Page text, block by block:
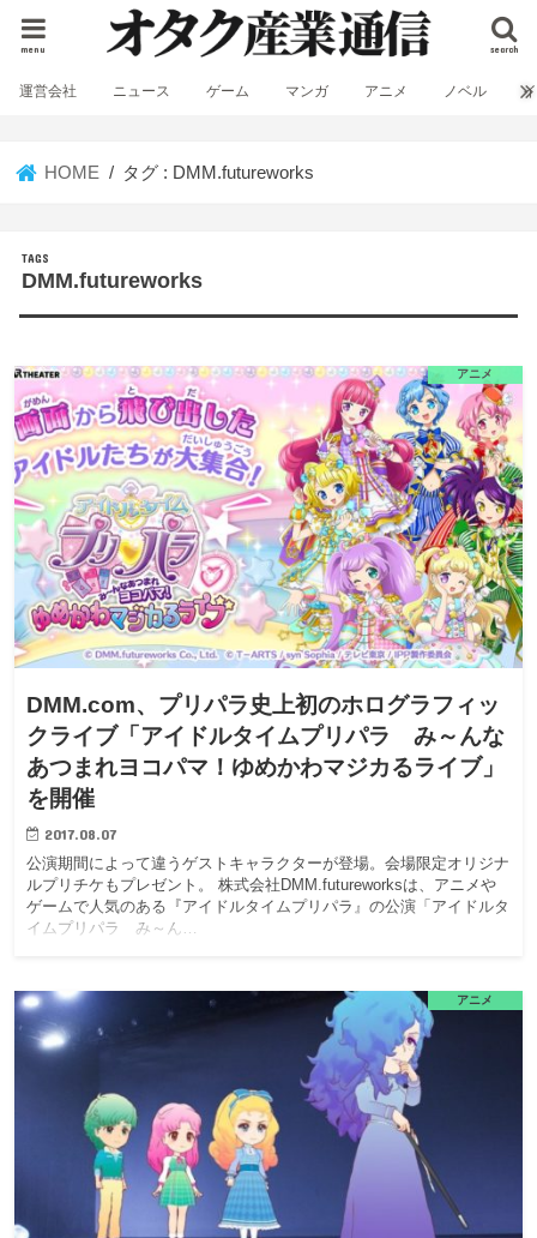
search
menu
運営会社 ニュース ゲーム マンガ アニメ ノベル
HOME タグ : DMM.futureworks
DMM.futureworks
アニメ
DMM.com、プリパラ史上初のホログラフィッ
クライブ「アイドルタイムプリパラ み～んな
あつまれヨコパマ！ゆめかわマジカるライブ」
を開催
2017.08.07
公演期間によって違うゲストキャラクターが登場。会場限定オリジナ
ルプリチケもプレゼント。 株式会社DMM.futureworksは、アニメや
ゲームで人気のある『アイドルタイムプリパラ』の公演「アイドルタ
イムプリパラ み～ん…
アニメ